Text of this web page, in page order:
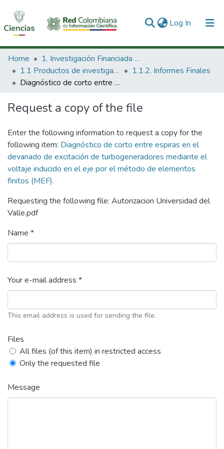
Log In (current)
Communities & Collections
All of DSpace
Home
1. Investigación Financiada con Recursos Públicos
1.1 Productos de investigación
1.1.2. Informes Finales
Diagnóstico de corto entre espiras en el devanado de excitación de turbogeneradores mediante el voltaje inducido en el eje por el método de elementos finitos (MEF).
Request a copy of the file
Enter the following information to request a copy for the
following item: Diagnóstico de corto entre espiras en el
devanado de excitación de turbogeneradores mediante el
voltaje inducido en el eje por el método de elementos
finitos (MEF).
Requesting the following file: Autorizacion Universidad del
Valle.pdf
Name *
Your e-mail address *
This email address is used for sending the file.
Files
All files (of this item) in restricted access
Only the requested file
Message